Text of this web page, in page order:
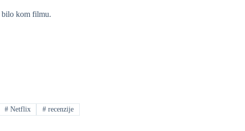
bilo kom filmu.
#Netflix # recenzije